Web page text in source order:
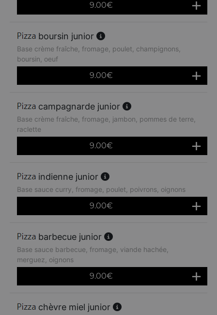
9.00€
boursin junior
Base crème fraîche, fromage, poulet, champignons,
boursin, oeuf
9.00€
campagnarde junior
Base crème fraîche, fromage, jambon, pommes de terre,
raclette
9.00€
indienne junior
Base sauce curry, fromage, poulet, poivrons, oignons
9.00€
barbecue junior
Base sauce barbecue, fromage, viande hachée,
merguez, oignons
9.00€
chèvre miel junior